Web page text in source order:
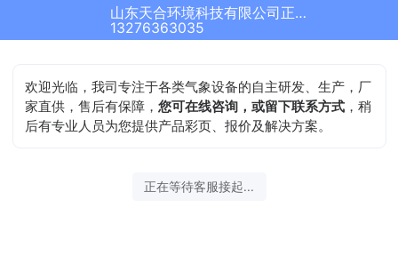
山东天合环境科技有限公司正在为您服务
13276363035
欢迎光临，我司专注于各类气象设备的自主研发、生产，厂
家直供，售后有保障，您可在线咨询，或留下联系方式 ，稍
后有专业人员为您提供产品彩页、报价及解决方案。
正在等待客服接起...